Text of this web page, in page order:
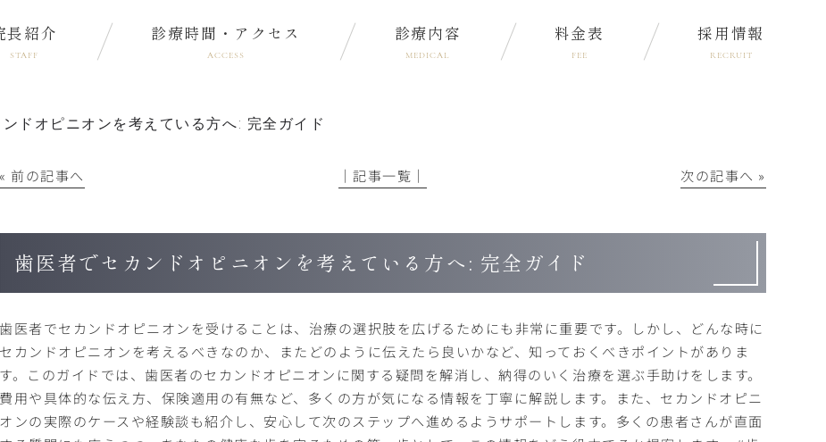
ドオピニオンを考えている方へ: 完全ガイド
長紹介
STAFF
診療時間・アクセス
ACCESS
診療内容
MEDICAL
料金表
FEE
採用情報
RECRUIT
« 前の記事へ │記事一覧│ 次の記事へ »
歯医者でセカンドオピニオンを考えている方へ: 完全ガイド
歯医者でセカンドオピニオンを受けることは、治療の選択肢を広げるためにも非常に重要です。しかし、どんな時に
セカンドオピニオンを考えるべきなのか、またどのように伝えたら良いかなど、知っておくべきポイントがありま
す。このガイドでは、歯医者のセカンドオピニオンに関する疑問を解消し、納得のいく治療を選ぶ手助けをします。
費用や具体的な伝え方、保険適用の有無など、多くの方が気になる情報を丁寧に解説します。また、セカンドオピニ
オンの実際のケースや経験談も紹介し、安心して次のステップへ進めるようサポートします。多くの患者さんが直面